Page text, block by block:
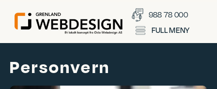
988 78 000
FULL MENY
Personvern